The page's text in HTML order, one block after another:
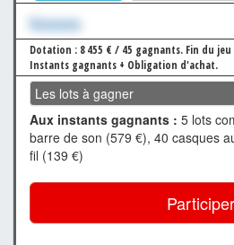
Xxxxxxx
Dotation : 8 455 € / 45 gagnants. Fin du
Instants gagnants + Obligation d'achat.
Les lots à gagner
Aux instants gagnants : 5 lots
barre de son (579 €), 40 casques
fil (139 €)
Participer